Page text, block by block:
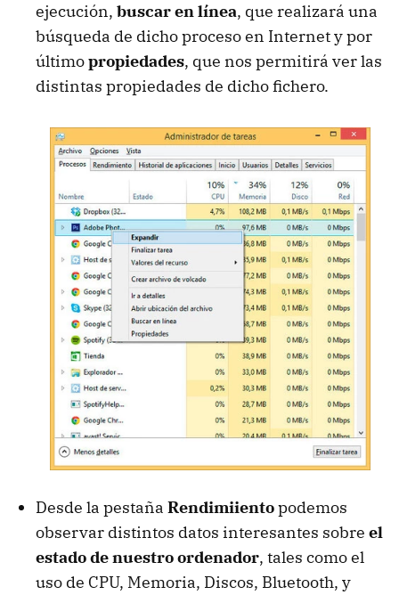
ejecución, buscar en línea, que realizará una
búsqueda de dicho proceso en Internet y por
últimopropiedades, que nos permitirá ver las
distintas propiedades de dicho fichero.
Desde la pestaña Rendimiientopodemos
observar distintos datos interesantes sobre el
estado de nuestro ordenador, tales como el
uso de CPU, Memoria, Discos, Bluetooth, y